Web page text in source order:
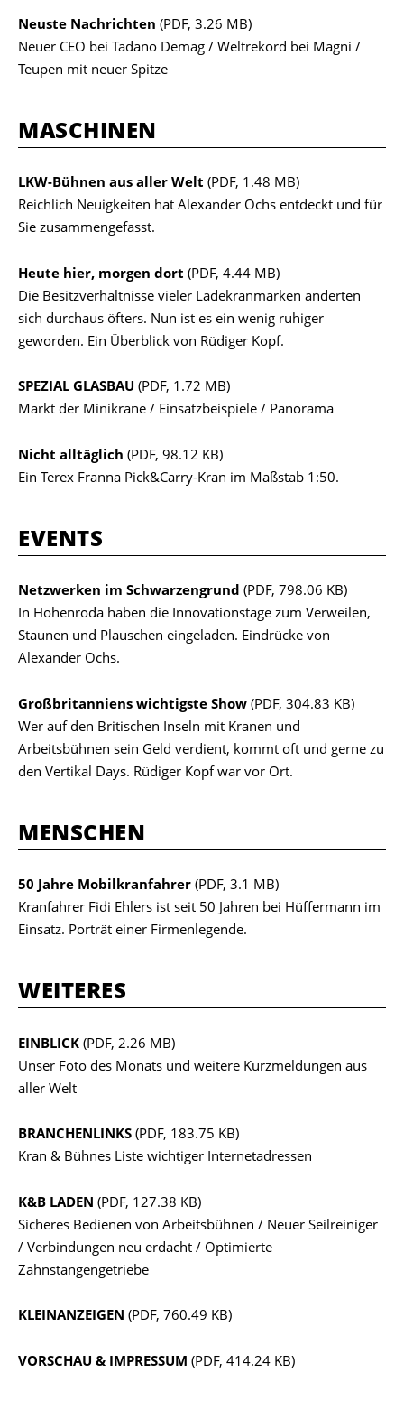
Neuste Nachrichten (PDF, 3.26 MB)
Neuer CEO bei Tadano Demag / Weltrekord bei Magni /
Teupen mit neuer Spitze
MASCHINEN
LKW-Bühnen aus aller Welt (PDF, 1.48 MB)
Reichlich Neuigkeiten hat Alexander Ochs entdeckt und für
Sie zusammengefasst.
Heute hier, morgen dort (PDF, 4.44 MB)
Die Besitzverhältnisse vieler Ladekranmarken änderten
sich durchaus öfters. Nun ist es ein wenig ruhiger
geworden. Ein Überblick von Rüdiger Kopf.
SPEZIAL GLASBAU (PDF, 1.72 MB)
Markt der Minikrane / Einsatzbeispiele / Panorama
Nicht alltäglich (PDF, 98.12 KB)
Ein Terex Franna Pick&Carry-Kran im Maßstab 1:50.
EVENTS
Netzwerken im Schwarzengrund (PDF, 798.06 KB)
In Hohenroda haben die Innovationstage zum Verweilen,
Staunen und Plauschen eingeladen. Eindrücke von
Alexander Ochs.
Großbritanniens wichtigste Show (PDF, 304.83 KB)
Wer auf den Britischen Inseln mit Kranen und
Arbeitsbühnen sein Geld verdient, kommt oft und gerne zu
den Vertikal Days. Rüdiger Kopf war vor Ort.
MENSCHEN
50 Jahre Mobilkranfahrer (PDF, 3.1 MB)
Kranfahrer Fidi Ehlers ist seit 50 Jahren bei Hüffermann im
Einsatz. Porträt einer Firmenlegende.
WEITERES
EINBLICK (PDF, 2.26 MB)
Unser Foto des Monats und weitere Kurzmeldungen aus
aller Welt
BRANCHENLINKS (PDF, 183.75 KB)
Kran & Bühnes Liste wichtiger Internetadressen
K&B LADEN (PDF, 127.38 KB)
Sicheres Bedienen von Arbeitsbühnen / Neuer Seilreiniger
/ Verbindungen neu erdacht / Optimierte
Zahnstangengetriebe
KLEINANZEIGEN (PDF, 760.49 KB)
VORSCHAU & IMPRESSUM (PDF, 414.24 KB)